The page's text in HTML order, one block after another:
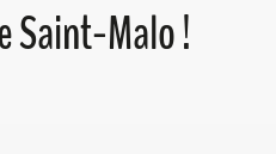
Saint-Malo !